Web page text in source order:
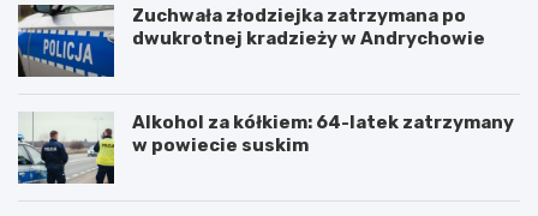
Zuchwała złodziejka zatrzymana po
dwukrotnej kradzieży w Andrychowie
Alkohol za kółkiem: 64-latek zatrzymany
w powiecie suskim